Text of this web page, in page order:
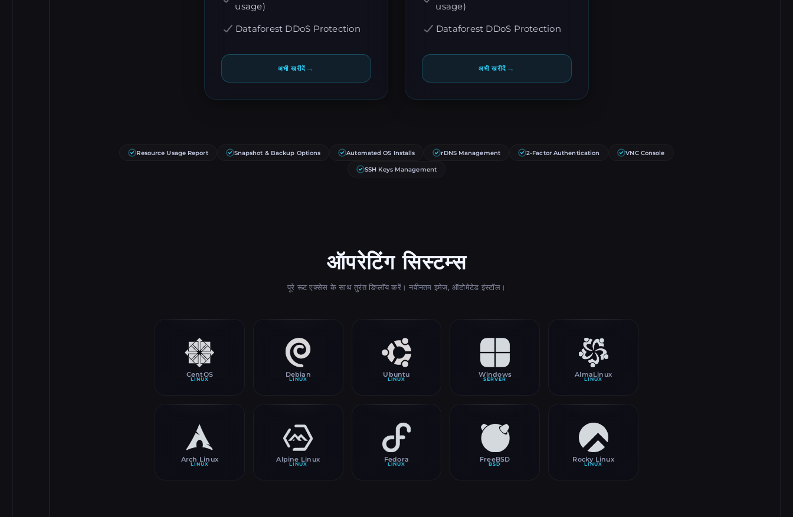
usage)
Dataforest DDoS Protection
अभी खरीदें →
usage)
Dataforest DDoS Protection
अभी खरीदें →
Resource Usage Report Snapshot & Backup Options Automated OS Installs rDNS Management 2-Factor Authentication VNC Console
SSH Keys Management
ऑपरेटिंग सिस्टम्स
पूरे रूट एक्सेस के साथ तुरंत डिप्लॉय करें। नवीनतम इमेज, ऑटोमेटेड इंस्टॉल।
CentOS
LINUX
Debian
LINUX
Ubuntu
LINUX
Windows
SERVER
AlmaLinux
LINUX
Arch Linux
LINUX
Alpine Linux
LINUX
Fedora
LINUX
FreeBSD
BSD
Rocky Linux
LINUX